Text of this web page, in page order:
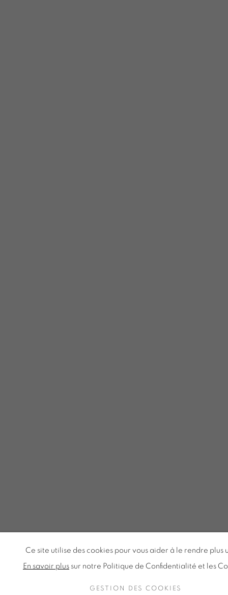
Ce site utilise des cookies pour vous aider à le rendre
En savoir plus sur notre Politique de Confidentialité et les
GESTION DES COOKIES